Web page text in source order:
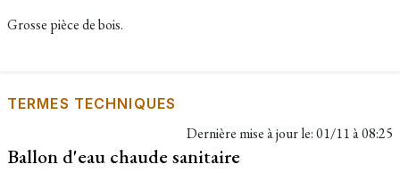
Grosse pièce de bois.
TERMES TECHNIQUES
Dernière mise à jour le:01/11 à 08:25
Ballon d'eau chaude sanitaire